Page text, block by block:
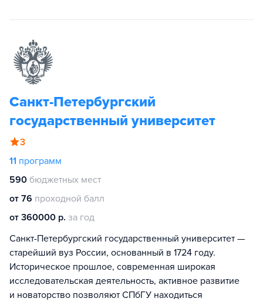
Санкт-Петербургский
государственный университет
3
11 программ
590 бюджетных мест
от 76 проходной балл
от 360000 р. за год
Санкт-Петербургский государственный университет —
старейший вуз России, основанный в 1724 году.
Историческое прошлое, современная широкая
исследовательская деятельность, активное развитие
и новаторство позволяют СПбГУ находиться